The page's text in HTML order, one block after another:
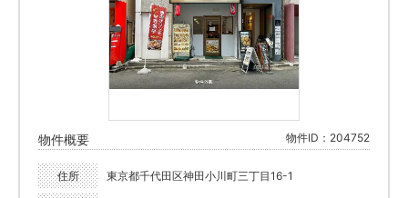
物件概要 物件ID：204752
住所 東京都千代田区神田小川町三丁目16-1